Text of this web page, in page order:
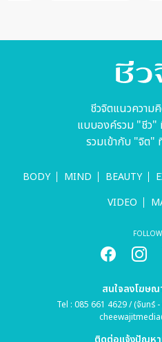
ชีวจิตแนวความ
แบบองค์รวม "ชีว"
รวมเข้ากับ "จิต"
BODY MIND BEAUTY
VIDEO
สนใจลงโฆษณ
Tel : 085 661 4629 / (จันทร์ -